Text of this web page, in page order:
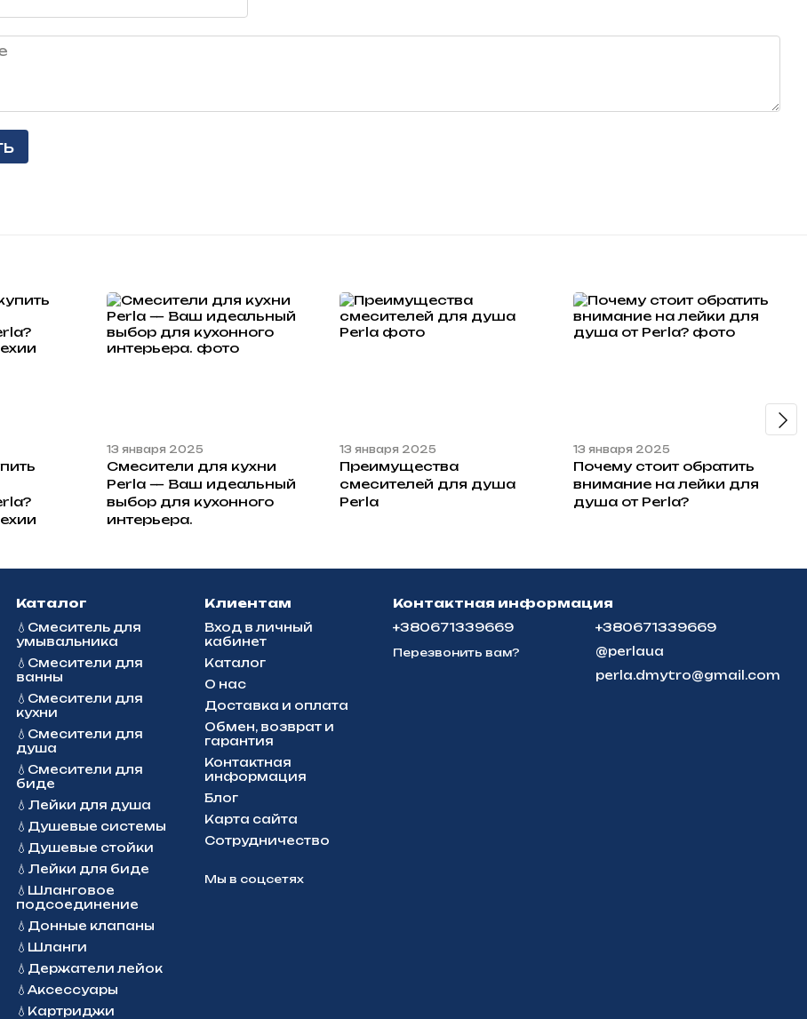
13 января 2025
Смесители для кухни
Perla — Ваш идеальный
выбор для кухонного
интерьера.
13 января 2025
Преимущества
смесителей для душа
Perla
13 января 2025
Почему стоит обратить
внимание на лейки для
душа от Perla?
Каталог
💧Смеситель для
умывальника
💧Смесители для
ванны
💧Смесители для
кухни
💧Смесители для
душа
💧Смесители для
биде
💧Лейки для душа
💧Душевые системы
💧Душевые стойки
💧Лейки для биде
💧Шланговое
подсоединение
💧Донные клапаны
💧Шланги
💧Держатели лейок
💧Аксессуары
💧Картриджи
Клиентам
Вход в личный
кабинет
Каталог
О нас
Доставка и оплата
Обмен, возврат и
гарантия
Контактная
информация
Блог
Карта сайта
Сотрудничество
Мы в соцсетях
Контактная информация
+380671339669
Перезвонить вам?
+380671339669
@perlaua
perla.dmytro@gmail.com